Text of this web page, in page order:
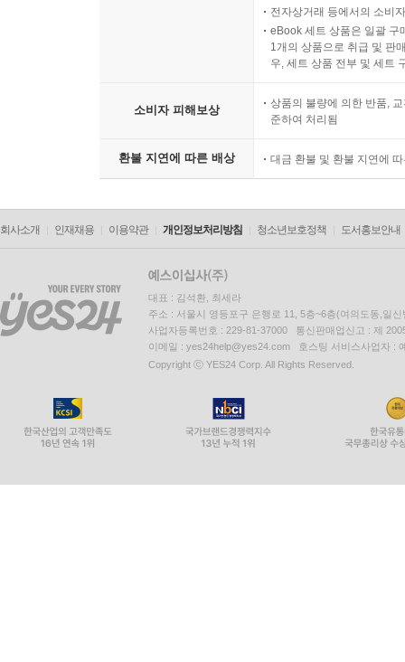
전자상거래 등에서의 소비
eBook 세트 상품은 일괄 구
1개의 상품으로 취급 및 판
우, 세트 상품 전부 및 세트
소비자 피해보상
상품의 불량에 의한 반품,
준하여 처리됨
환불 지연에 따른 배상 대금 환불 및 환불 지연에
회사소개 인재채용 이용약관 개인정보처리방침 청소년보호정책 도서홍보안내
대표 : 김석환, 최세라
주소 : 서울시 영등포구 은행로 11, 5층~6층(여의도동,일신
사업자등록번호 : 229-81-37000 통신판매업신고 : 제
이메일 : yes24help@yes24.com 호스팅 서비스사업자 :
Copyright ⓒ YES24 Corp. All Rights Reserved.